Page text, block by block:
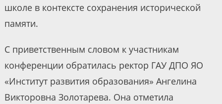
школе в контексте сохранения исторической
памяти.
С приветственным словом к участникам
конференции обратилась ректор ГАУ ДПО ЯО
«Институт развития образования» Ангелина
Викторовна Золотарева. Она отметила